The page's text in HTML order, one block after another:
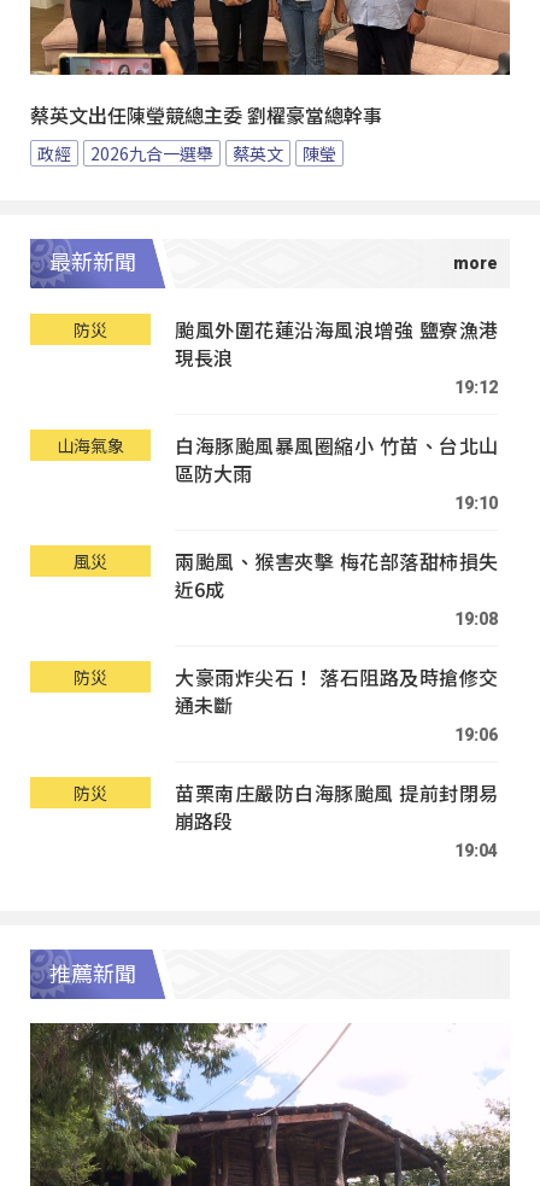
蔡英文出任陳瑩競總主委 劉櫂豪當總幹事
政經 2026九合一選舉 蔡英文 陳瑩
最新新聞
防災
颱風外圍花蓮沿海風浪增強 鹽寮漁港
現長浪
19:12
山海氣象
白海豚颱風暴風圈縮小 竹苗、台北山
區防大雨
19:10
風災
兩颱風、猴害夾擊 梅花部落甜柿損失
近6成
19:08
防災
大豪雨炸尖石！ 落石阻路及時搶修交
通未斷
19:06
防災
苗栗南庄嚴防白海豚颱風 提前封閉易
崩路段
19:04
推薦新聞